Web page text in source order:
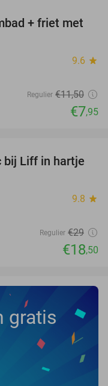
31%
+ friet met
9.6 star
Regulier €11,50
€7,95
36%
bij Liff in hartje
9.8 star
Regulier €29
€18,50
gratis